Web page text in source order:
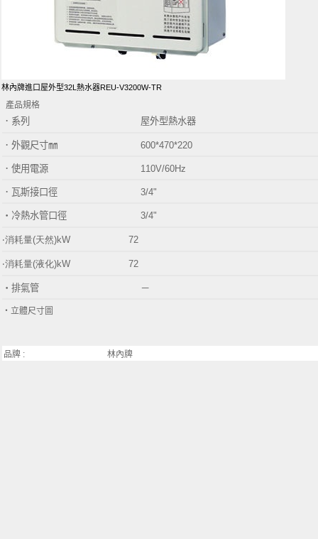
林內牌進口屋外型32L熱水器REU-V3200W-TR
產品規格
． 系列 屋外型熱水器
．外觀尺寸㎜ 600*470*220
．使用電源 110V/60Hz
．瓦斯接口徑 3/4"
‧冷熱水管口徑 3/4"
‧消耗量(天然)kW 72
‧消耗量(液化)kW 72
‧排氣管 －
‧立體尺寸圖
品牌 : 林內牌